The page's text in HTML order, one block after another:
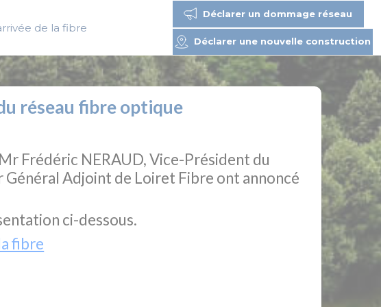
de la fibre
Déclarer un dommage réseau
Déclarer une nouvelle construction
réseau fibre optique
Frédéric NERAUD, Vice-Président du
Adjoint de Loiret Fibre ont annoncé
ci-dessous.
fibre